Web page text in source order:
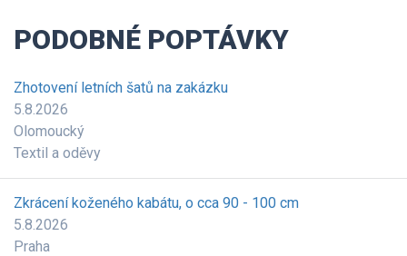
PODOBNÉ POPTÁVKY
Zhotovení letních šatů na zakázku
5.8.2026
Olomoucký
Textil a oděvy
Zkrácení koženého kabátu, o cca 90 - 100 cm
5.8.2026
Praha